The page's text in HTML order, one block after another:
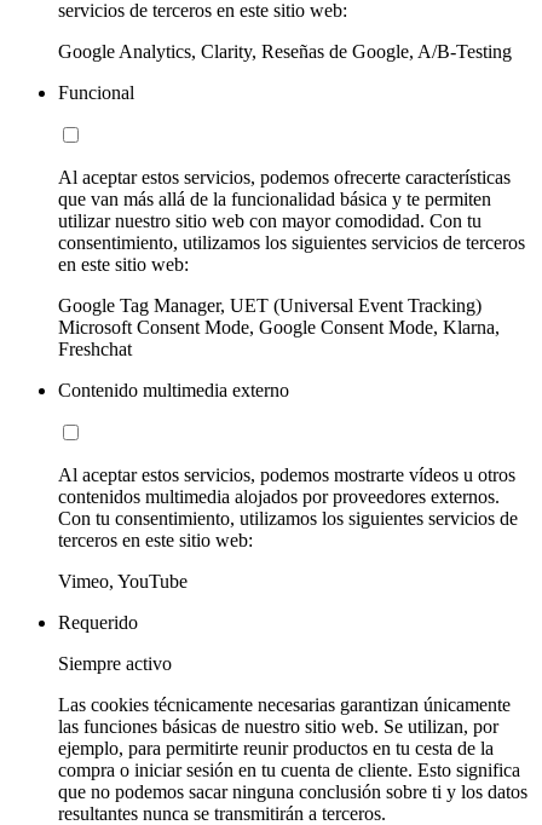
servicios de terceros en este sitio web:
Google Analytics, Clarity, Reseñas de Google, A/B-Testing
Funcional
Al aceptar estos servicios, podemos ofrecerte características
que van más allá de la funcionalidad básica y te permiten
utilizar nuestro sitio web con mayor comodidad. Con tu
consentimiento, utilizamos los siguientes servicios de terceros
en este sitio web:
Google Tag Manager, UET (Universal Event Tracking)
Microsoft Consent Mode, Google Consent Mode, Klarna,
Freshchat
Contenido multimedia externo
Al aceptar estos servicios, podemos mostrarte vídeos u otros
contenidos multimedia alojados por proveedores externos.
Con tu consentimiento, utilizamos los siguientes servicios de
terceros en este sitio web:
Vimeo, YouTube
Requerido
Siempre activo
Las cookies técnicamente necesarias garantizan únicamente
las funciones básicas de nuestro sitio web. Se utilizan, por
ejemplo, para permitirte reunir productos en tu cesta de la
compra o iniciar sesión en tu cuenta de cliente. Esto significa
que no podemos sacar ninguna conclusión sobre ti y los datos
resultantes nunca se transmitirán a terceros.